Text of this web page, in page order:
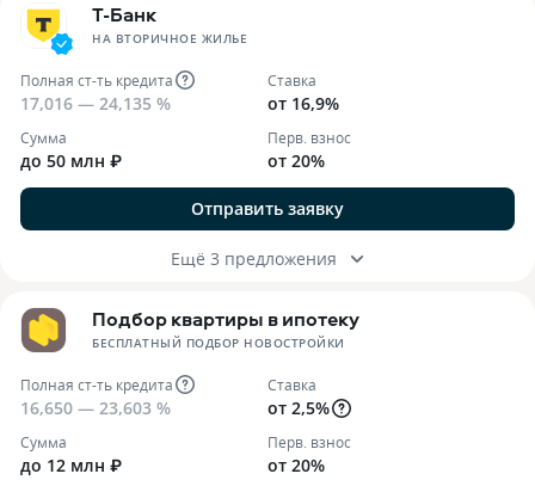
Т-Банк
НА ВТОРИЧНОЕ ЖИЛЬЕ
Полная ст-ть кредита
17,016 — 24,135 %
Ставка
от 16,9%
Сумма
до 50 млн ₽
Перв. взнос
от 20%
Отправить заявку
Ещё 3 предложения
Подбор квартиры в ипотеку
БЕСПЛАТНЫЙ ПОДБОР НОВОСТРОЙКИ
Полная ст-ть кредита
16,650 — 23,603 %
Ставка
от 2,5%
Сумма
до 12 млн ₽
Перв. взнос
от 20%